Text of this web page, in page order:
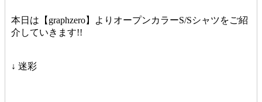
本日は【graphzero】よりオープンカラーS/Sシャツをご紹
介していきます!!
↓ 迷彩